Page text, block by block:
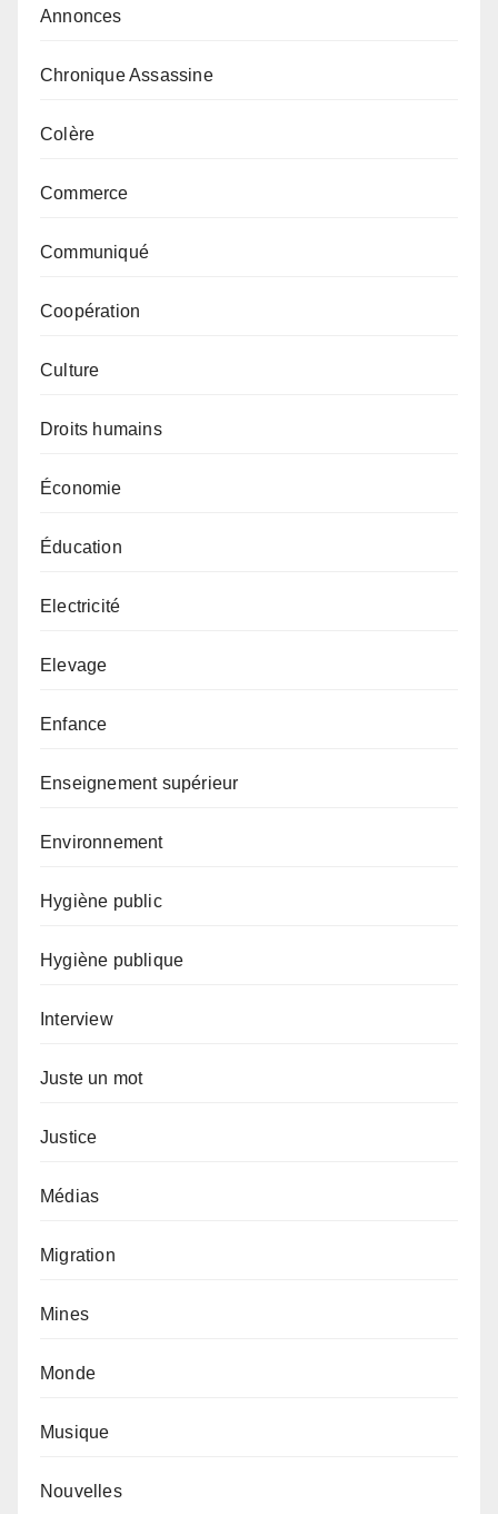
Annonces
Chronique Assassine
Colère
Commerce
Communiqué
Coopération
Culture
Droits humains
Économie
Éducation
Electricité
Elevage
Enfance
Enseignement supérieur
Environnement
Hygiène public
Hygiène publique
Interview
Juste un mot
Justice
Médias
Migration
Mines
Monde
Musique
Nouvelles